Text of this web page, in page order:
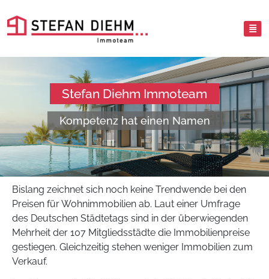
Stefan Diehm Immoteam
Kompetenz hat einen Namen
Bislang zeichnet sich noch keine Trendwende bei den
Preisen für Wohnimmobilien ab. Laut einer Umfrage
des Deutschen Städtetags sind in der überwiegenden
Mehrheit der 107 Mitgliedsstädte die Immobilienpreise
gestiegen. Gleichzeitig stehen weniger Immobilien zum
Verkauf.